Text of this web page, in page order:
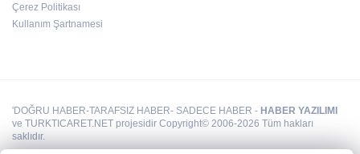
Çerez Politikası
Kullanım Şartnamesi
'DOĞRU HABER-TARAFSIZ HABER- SADECE HABER - HABER YAZILIMI
ve TURKTICARET.NET projesidir Copyright© 2006-2026 Tüm hakları
saklıdır.